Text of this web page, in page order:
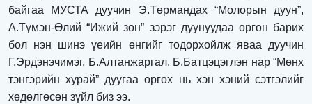
байгаа МУСТА дуучин Э.Төрмандах “Молорын дуун”,
А.Түмэн-Өлий “Ижий зөн” зэрэг дуунуудаа өргөн барих
бол нэн шинэ үеийн өнгийг тодорхойлж яваа дуучин
Г.Эрдэнэчимэг, Б.Алтанжаргал, Б.Батцэцэглэн нар “Мөнх
тэнгэрийн хурай” дуугаа өргөх нь хэн хэний сэтгэлийг
хөдөлгөсөн зүйл биз ээ.